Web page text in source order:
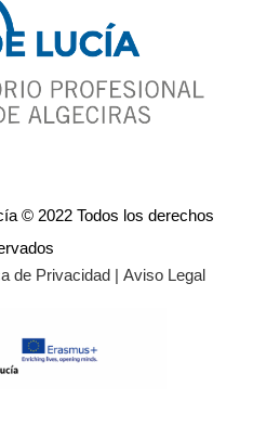
© 2022 Todos los derechos
de Privacidad| Aviso Legal